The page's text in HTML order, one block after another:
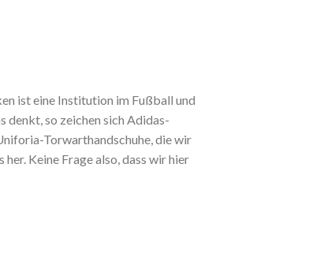
ist eine Institution im Fußball und
denkt, so zeichen sich Adidas-
Torwarthandschuhe, die wir
Keine Frage also, dass wir hier